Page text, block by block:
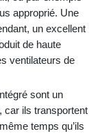
approprié. Une
un excellent
de haute
ventilateurs de
sont un
car ils transportent
temps qu’ils